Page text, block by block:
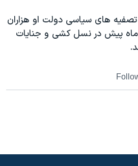
رهبری ایران
های سیاسی دولت او هزاران
ماه پیش در نسل کشی و جنایات